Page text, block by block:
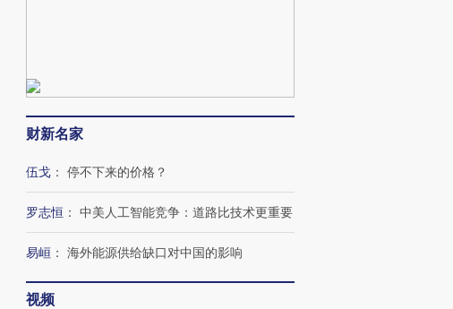
财新名家
伍戈 ： 停不下来的价格？
罗志恒 ： 中美人工智能竞争：道路比技术更重要
易峘 ： 海外能源供给缺口对中国的影响
视频